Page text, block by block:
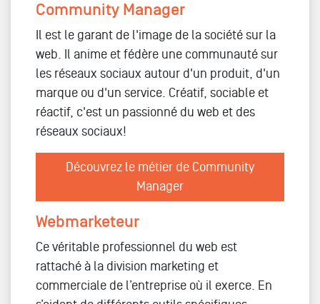
Community Manager
Il est le garant de l'image de la société sur la
web. Il anime et fédère une communauté sur
les réseaux sociaux autour d'un produit, d'un
marque ou d'un service. Créatif, sociable et
réactif, c'est un passionné du web et des
réseaux sociaux!
Découvrez le métier de Community
Manager
Webmarketeur
Ce véritable professionnel du web est
rattaché à la division marketing et
commerciale de l’entreprise où il exerce. En